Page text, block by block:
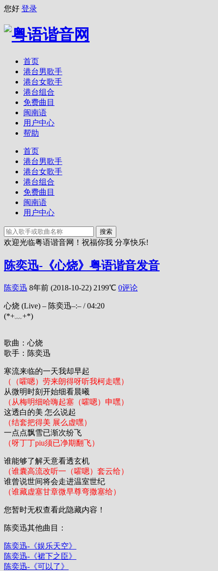
您好 登录
首页
港台男歌手
港台女歌手
港台组合
免费曲目
闽南语
用户中心
帮助
首页
港台男歌手
港台女歌手
港台组合
免费曲目
闽南语
用户中心
搜索
欢迎光临粤语谐音网！祝福你我 分享快乐!
陈奕迅-《心烧》粤语谐音发音
陈奕迅 8年前 (2018-10-22) 2199℃ 0评论
心烧 (Live) – 陈奕迅–:– /04:20
(*+﹏+*)
歌曲：心烧
歌手：陈奕迅
寒流来临的一天我却早起
（（嚯嗯）劳来朗得呀听我柯走嘿）
从微明时刻开始细看晨曦
（从梅明细哈嗨起塞（嚯嗯）申嘿）
这透白的美 怎么说起
（结套把得美 展么虚嘿）
一点点飘雪已渐次纷飞
（呀丁丁piu须已净期翻飞）
谁能够了解天意看透玄机
（谁囊高流改听一（嚯嗯）套云给）
谁曾说世间将会走进温室世纪
（谁藏虚塞甘章微早尊弯撒塞给）
您暂时无权查看此隐藏内容！
陈奕迅其他曲目：
陈奕迅-《娱乐天空》
陈奕迅-《裙下之臣》
陈奕迅-《可以了》